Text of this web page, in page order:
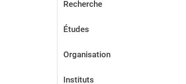
Recherche
Études
Organisation
Instituts